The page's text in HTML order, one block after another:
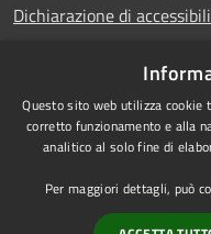
Dichiarazione di
RSS
Accessibilità
Privacy
Questo sito web utilizza
corretto funzionamento e alla
analitico al solo fine di
Per maggiori dettagli, può